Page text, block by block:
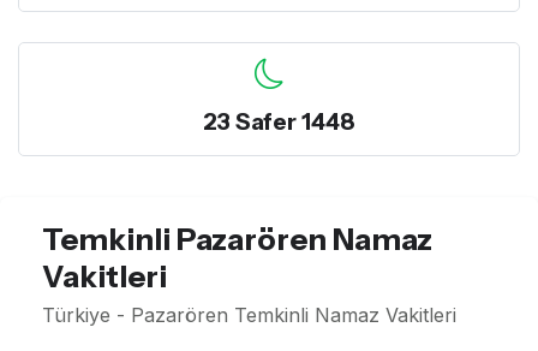
23 Safer 1448
Temkinli Pazarören Namaz
Vakitleri
Türkiye - Pazarören Temkinli Namaz Vakitleri